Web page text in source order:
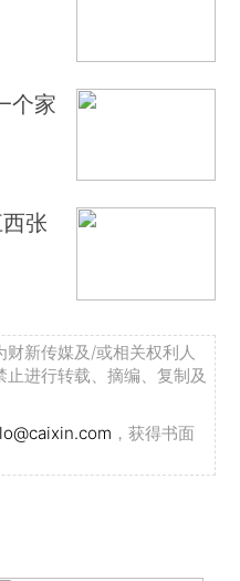
个家
张
新传媒及/或相关权利人
进行转载、摘编、复制及
，获得书面